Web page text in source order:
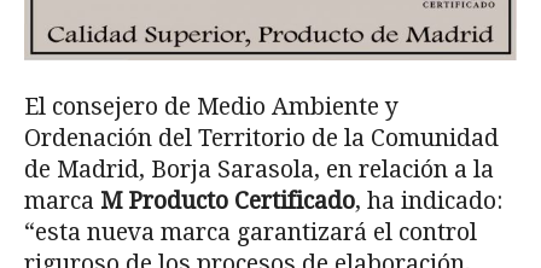
El consejero de Medio Ambiente y
Ordenación del Territorio de la Comunidad
de Madrid, Borja Sarasola, en relación a la
marca M Producto Certificado, ha indicado:
“esta nueva marca garantizará el control